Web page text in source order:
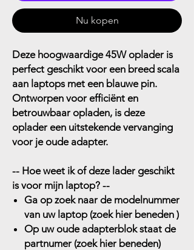
Nu kopen
Deze hoogwaardige 45W oplader is
perfect geschikt voor een breed scala
aan laptops met een blauwe pin.
Ontworpen voor efficiënt en
betrouwbaar opladen, is deze
oplader een uitstekende vervanging
voor je oude adapter.
-- Hoe weet ik of deze lader geschikt
is voor mijn laptop? --
Ga op zoek naar de modelnummer
van uw laptop (zoek hier beneden )
Op uw oude adapterblok staat de
partnumer (zoek hier beneden)